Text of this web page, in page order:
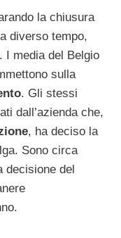
la chiusura
diverso tempo,
. I media del Belgio
sulla
. Gli stessi
dall’azienda che,
, ha deciso la
Sono circa
decisione del